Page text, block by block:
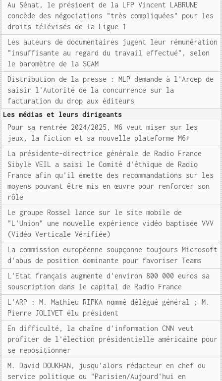
Au Sénat, le président de la LFP Vincent LABRUNE
concède des négociations "très compliquées" pour les
droits télévisés de la Ligue 1
Les auteurs de documentaires jugent leur rémunération
"insuffisante au regard du travail effectué", selon
le baromètre de la SCAM
Distribution de la presse : MLP demande à l'Arcep de
saisir l'Autorité de la concurrence sur la
facturation du drop aux éditeurs
Les médias et leurs dirigeants
Pour sa rentrée 2024/2025, M6 veut miser sur les
jeux, la fiction et sa nouvelle plateforme M6+
La présidente-directrice générale de Radio France
Sibyle VEIL a saisi le Comité d'éthique de Radio
France afin qu'il émette des recommandations sur les
moyens pouvant être mis en œuvre pour renforcer son
rôle
Le groupe Rossel lance sur le site mobile de
"L'Union" une nouvelle expérience vidéo baptisée VVV
(Vidéo Verticale Vérifiée)
La commission européenne soupçonne toujours Microsoft
d'abus de position dominante pour favoriser Teams
L'Etat français augmente d'environ 800 000 euros sa
souscription dans le capital de Radio France
L'ARP : M. Mathieu RIPKA nommé délégué général ; M.
Pierre JOLIVET élu président
En difficulté, la chaîne d'information CNN veut
profiter de l'élection présidentielle américaine pour
se repositionner
M. David DOUKHAN, jusqu'alors rédacteur en chef du
service politique du "Parisien/Aujourd'hui en